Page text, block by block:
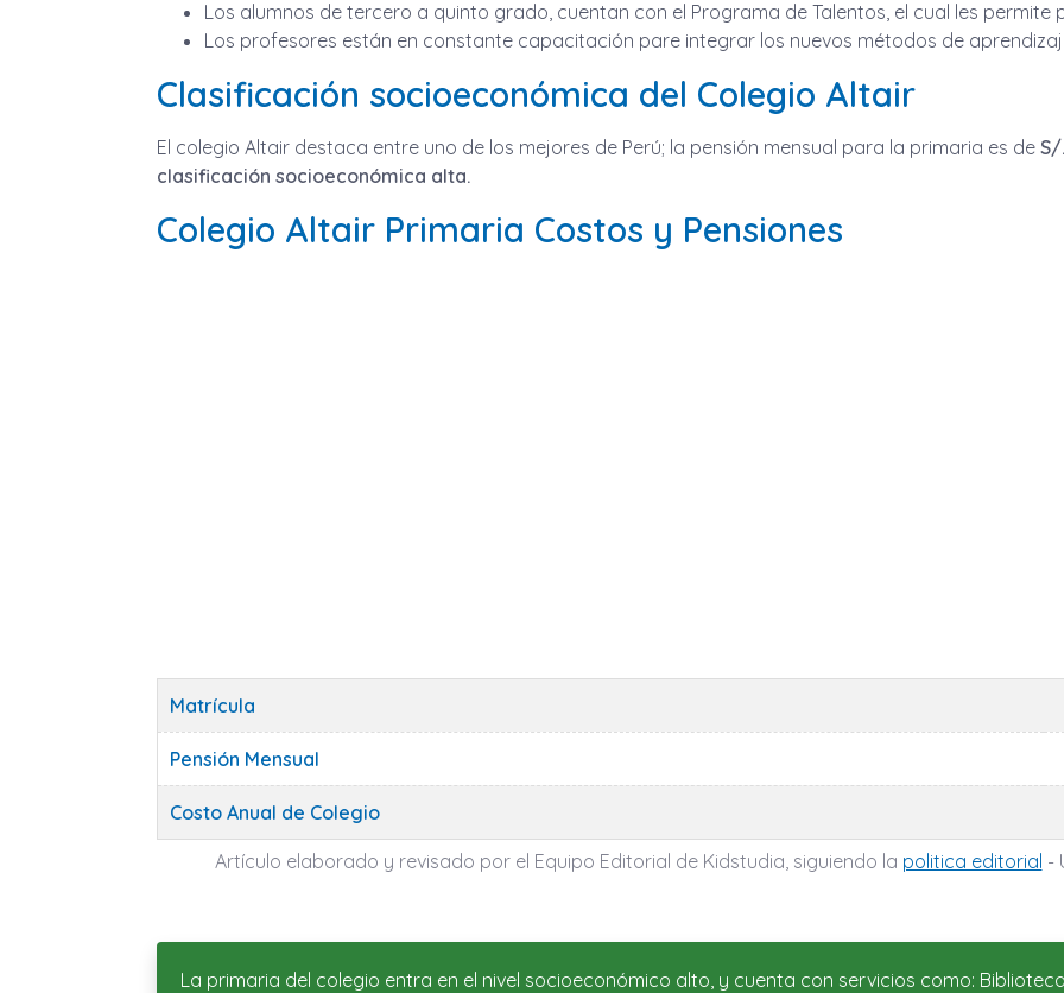
Los alumnos de tercero a quinto grado, cuentan con el Programa de Talentos, el cual les
Los profesores están en constante capacitación pare integrar los nuevos métodos de
Clasificación socioeconómica del Colegio Altair
El colegio Altair destaca entre uno de los mejores de Perú; la pensión mensual para la primaria es de S/
clasificación socioeconómica alta.
Colegio Altair Primaria Costos y Pensiones
Matrícula
Pensión Mensual
Costo Anual de Colegio
Artículo elaborado y revisado por el Equipo Editorial de Kidstudia, siguiendo la politica editorial -
La primaria del colegio entra en el nivel socioeconómico alto, y cuenta con servicios como: